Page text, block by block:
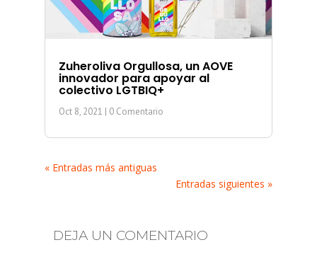
Zuheroliva Orgullosa, un AOVE
innovador para apoyar al
colectivo LGTBIQ+
Oct 8, 2021 | 0 Comentario
« Entradas más antiguas
Entradas siguientes »
DEJA UN COMENTARIO